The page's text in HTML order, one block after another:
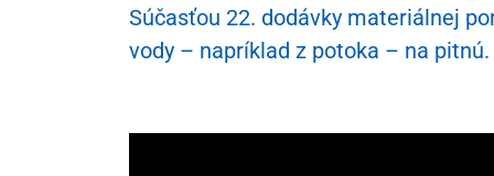
Spolu
Súčasťou 22. dodávky materiálnej
vody – napríklad z potoka – na pitnú.